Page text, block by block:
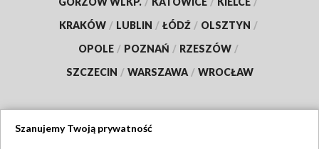
KRAKÓW / LUBLIN / ŁÓDŹ / OLSZTYN /
OPOLE / POZNAŃ / RZESZÓW /
SZCZECIN / WARSZAWA / WROCŁAW
Szanujemy Twoją prywatność